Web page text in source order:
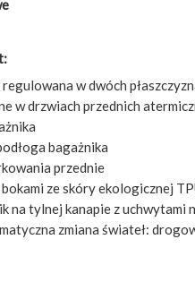
w dwóch
w drzwiach przednich
bagażnika
przednie
bokami ze skóry ekologicznej
na tylnej kanapie z uchwytami
zmiana świateł: